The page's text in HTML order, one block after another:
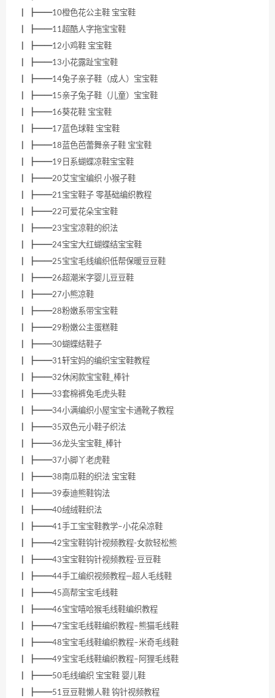
┃ ┣━━10橙色花公主鞋 宝宝鞋
┃ ┣━━11超酷人字拖宝宝鞋
┃ ┣━━12小鸡鞋 宝宝鞋
┃ ┣━━13小花露趾宝宝鞋
┃ ┣━━14兔子亲子鞋（成人）宝宝鞋
┃ ┣━━15亲子兔子鞋（儿童）宝宝鞋
┃ ┣━━16葵花鞋 宝宝鞋
┃ ┣━━17蓝色球鞋 宝宝鞋
┃ ┣━━18蓝色芭蕾舞亲子鞋 宝宝鞋
┃ ┣━━19日系蝴蝶凉鞋宝宝鞋
┃ ┣━━20艾宝宝编织 小猴子鞋
┃ ┣━━21宝宝鞋子 零基础编织教程
┃ ┣━━22可爱花朵宝宝鞋
┃ ┣━━23宝宝凉鞋的织法
┃ ┣━━24宝宝大红蝴蝶结宝宝鞋
┃ ┣━━25宝宝毛线编织低帮保暖豆豆鞋
┃ ┣━━26超潮米字婴儿豆豆鞋
┃ ┣━━27小熊凉鞋
┃ ┣━━28粉嫩系带宝宝鞋
┃ ┣━━29粉嫩公主蛋糕鞋
┃ ┣━━30蝴蝶结鞋子
┃ ┣━━31轩宝妈的编织宝宝鞋教程
┃ ┣━━32休闲款宝宝鞋_棒针
┃ ┣━━33套棉裤兔毛虎头鞋
┃ ┣━━34小满编织小屋宝宝卡通靴子教程
┃ ┣━━35双色元小鞋子织法
┃ ┣━━36龙头宝宝鞋_棒针
┃ ┣━━37小脚丫老虎鞋
┃ ┣━━38南瓜鞋的织法 宝宝鞋
┃ ┣━━39泰迪熊鞋钩法
┃ ┣━━40绒绒鞋织法
┃ ┣━━41手工宝宝鞋教学–小花朵凉鞋
┃ ┣━━42宝宝鞋钩针视频教程-女款轻松熊
┃ ┣━━43宝宝鞋钩针视频教程-豆豆鞋
┃ ┣━━44手工编织视频教程—超人毛线鞋
┃ ┣━━45高帮宝宝毛线鞋
┃ ┣━━46宝宝嘻哈猴毛线鞋编织教程
┃ ┣━━47宝宝毛线鞋编织教程–熊猫毛线鞋
┃ ┣━━48宝宝毛线鞋编织教程–米奇毛线鞋
┃ ┣━━49宝宝毛线鞋编织教程–阿狸毛线鞋
┃ ┣━━50毛线编织 宝宝鞋 婴儿鞋
┃ ┣━━51豆豆鞋懒人鞋 钩针视频教程